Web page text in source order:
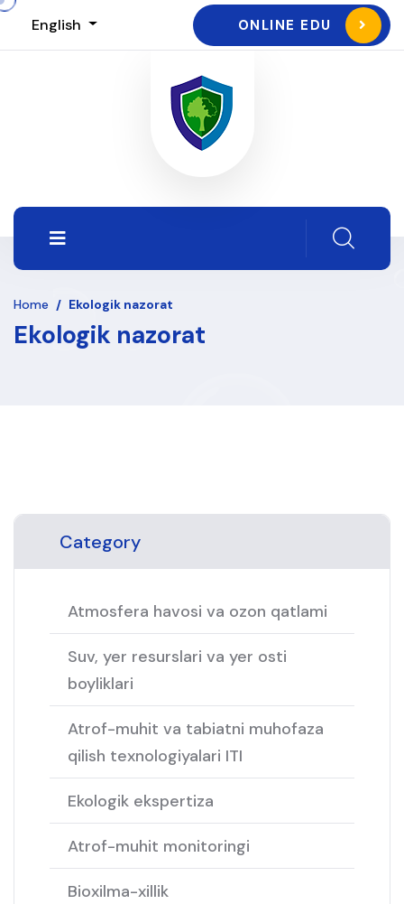
English ONLINE EDU
Home / Ekologik nazorat
Ekologik nazorat
Category
Atmosfera havosi va ozon qatlami
Suv, yer resurslari va yer osti
boyliklari
Atrof-muhit va tabiatni muhofaza
qilish texnologiyalari ITI
Ekologik ekspertiza
Atrof-muhit monitoringi
Bioxilma-xillik